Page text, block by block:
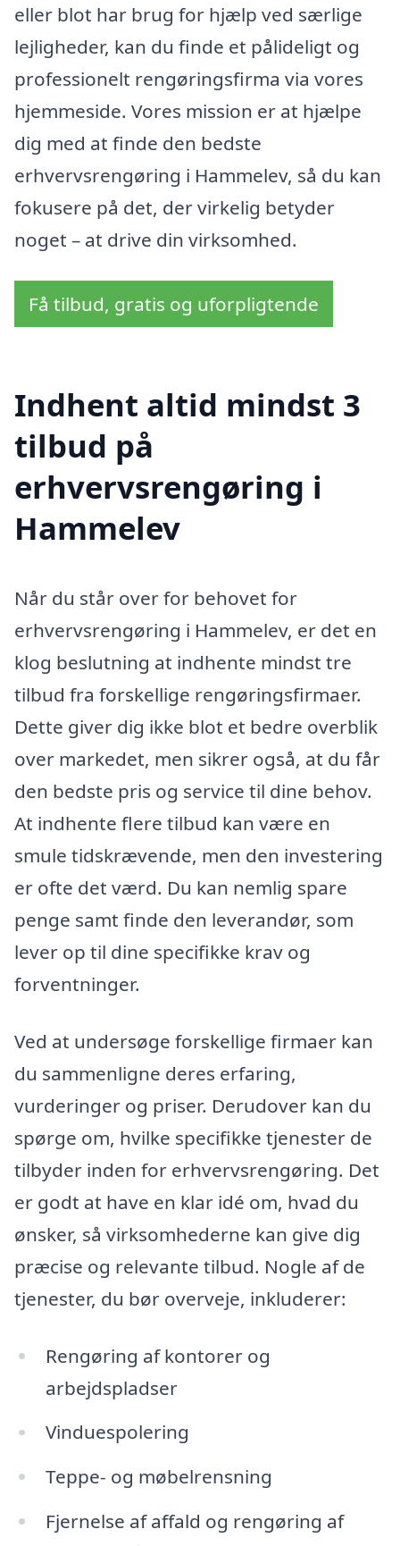
eller blot har brug for hjælp ved særlige
lejligheder, kan du finde et pålideligt og
professionelt rengøringsfirma via vores
hjemmeside. Vores mission er at hjælpe
dig med at finde den bedste
erhvervsrengøring i Hammelev, så du kan
fokusere på det, der virkelig betyder
noget – at drive din virksomhed.
Få tilbud, gratis og uforpligtende
Indhent altid mindst 3
tilbud på
erhvervsrengøring i
Hammelev
Når du står over for behovet for
erhvervsrengøring i Hammelev, er det en
klog beslutning at indhente mindst tre
tilbud fra forskellige rengøringsfirmaer.
Dette giver dig ikke blot et bedre overblik
over markedet, men sikrer også, at du får
den bedste pris og service til dine behov.
At indhente flere tilbud kan være en
smule tidskrævende, men den investering
er ofte det værd. Du kan nemlig spare
penge samt finde den leverandør, som
lever op til dine specifikke krav og
forventninger.
Ved at undersøge forskellige firmaer kan
du sammenligne deres erfaring,
vurderinger og priser. Derudover kan du
spørge om, hvilke specifikke tjenester de
tilbyder inden for erhvervsrengøring. Det
er godt at have en klar idé om, hvad du
ønsker, så virksomhederne kan give dig
præcise og relevante tilbud. Nogle af de
tjenester, du bør overveje, inkluderer:
Rengøring af kontorer og
arbejdspladser
Vinduespolering
Teppe- og møbelrensning
Fjernelse af affald og rengøring af